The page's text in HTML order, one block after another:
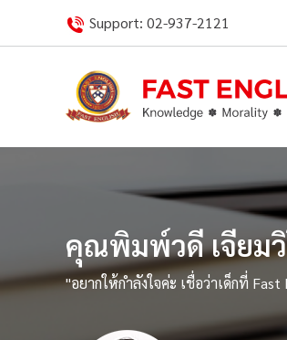
Support: 02-937-2121
คุณพิมพ์วดี เจียม
"อยากให้กำลังใจค่ะ เชื่อว่าเด็กที่